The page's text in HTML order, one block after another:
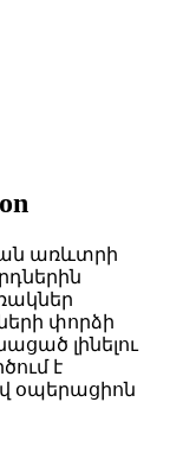
առևտրի
փորձի
լինելու
է
օպերացիոն